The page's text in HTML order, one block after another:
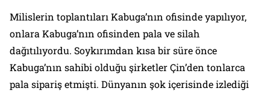
Milislerin toplantıları Kabuga’nın ofisinde yapılıyor,
onlara Kabuga’nın ofisinden pala ve silah
dağıtılıyordu. Soykırımdan kısa bir süre önce
Kabuga’nın sahibi olduğu şirketler Çin’den tonlarca
pala sipariş etmişti. Dünyanın şok içerisinde izlediği